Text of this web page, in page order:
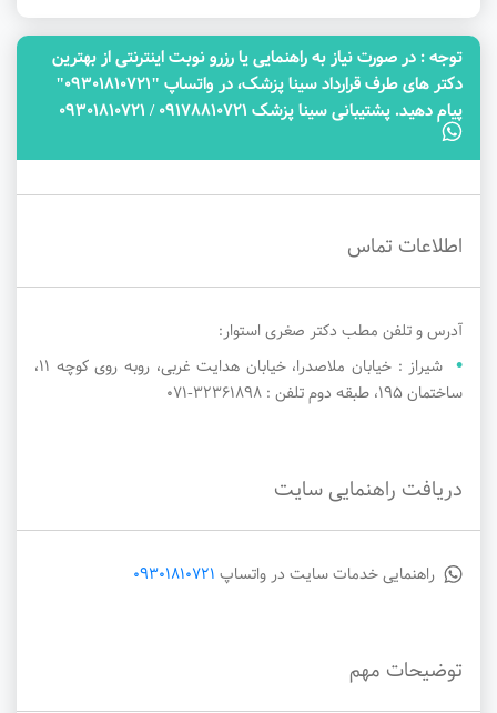
توجه‌ : در صورت نیاز به راهنمایی یا رزرو نوبت اینترنتی از بهترین
دکتر های طرف قرارداد سینا پزشک، در واتساپ "09301810721"
پیام دهید. پشتیبانی سینا پزشک 09178810721 / 09301810721
اطلاعات تماس
آدرس و تلفن مطب دکتر صغری استوار:
شیراز : خیابان ملاصدرا، خیابان هدایت غربی، روبه روی کوچه ۱۱،
ساختمان ۱۹۵، طبقه دوم تلفن : ۳۲۳۶۱۸۹۸-071
دریافت راهنمایی سایت
راهنمایی خدمات سایت در واتساپ 09301810721
توضیحات مهم